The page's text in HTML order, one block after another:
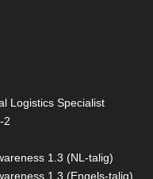
Logistics Specialist
2
1.3 (NL-talig)
1.3 (Engels-talig)